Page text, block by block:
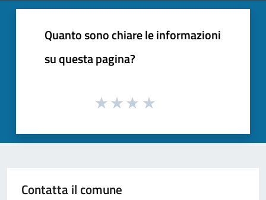
Quanto sono chiare le informazioni
su questa pagina?
Contatta il comune